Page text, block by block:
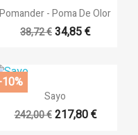
Crear nueva lista
×
×
en su lista de
 Vista rápida
Pomander - Poma De Olor
38,72 €34,85 €
 Vista rápida
Sayo
242,00 € 217,80 €